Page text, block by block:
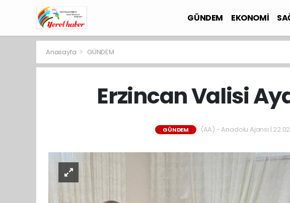
GÜNDEM EKONOMİ
Anasayfa GÜNDEM
Erzincan Valisi
GÜNDEM (AA) - Anadolu Ajansı |